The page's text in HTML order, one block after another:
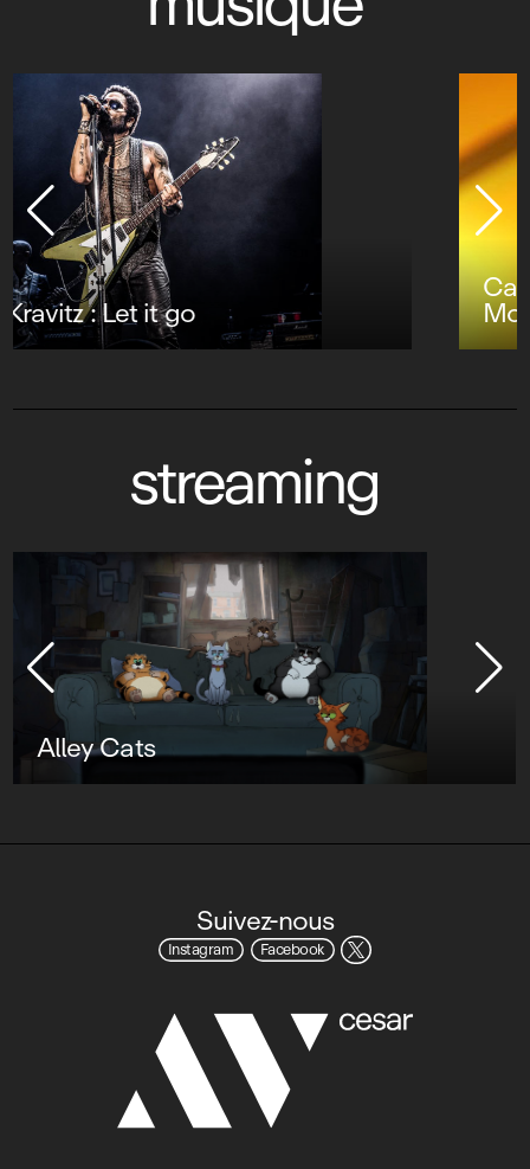
Carlos Santana Presents Blues at
Montreux 2004
streaming
Alley Cats
Suivez-nous
Instagram Facebook